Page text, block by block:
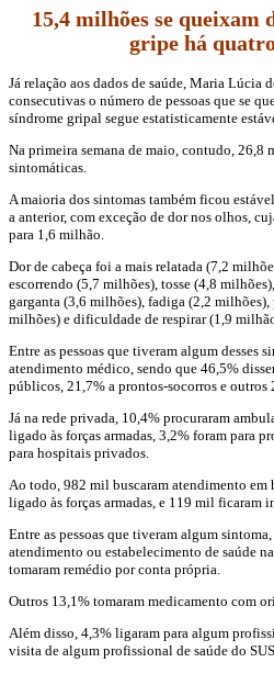
15,4 milhões se queixam
gripe há
Já relação aos dados de saúde, Maria Lúcia
consecutivas o número de pessoas que se
síndrome gripal segue estatisticamente
Na primeira semana de maio, contudo, 26,8
sintomáticas.
A maioria dos sintomas também ficou
a anterior, com exceção de dor nos olhos,
para 1,6 milhão.
Dor de cabeça foi a mais relatada (7,2
escorrendo (5,7 milhões), tosse (4,8
garganta (3,6 milhões), fadiga (2,2 milhões),
milhões) e dificuldade de respirar (1,9
Entre as pessoas que tiveram algum desses
atendimento médico, sendo que 46,5%
públicos, 21,7% a prontos-socorros e outros
Já na rede privada, 10,4% procuraram
ligado às forças armadas, 3,2% foram para
para hospitais privados.
Ao todo, 982 mil buscaram atendimento
ligado às forças armadas, e 119 mil ficaram
Entre as pessoas que tiveram algum
atendimento ou estabelecimento de saúde
tomaram remédio por conta própria.
Outros 13,1% tomaram medicamento com
Além disso, 4,3% ligaram para algum
visita de algum profissional de saúde do SUS.